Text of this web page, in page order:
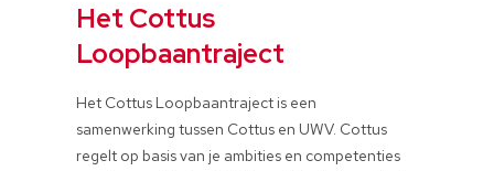
Het Cottus
Loopbaantraject
Het Cottus Loopbaantraject is een
samenwerking tussen Cottus en UWV. Cottus
regelt op basis van je ambities en competenties